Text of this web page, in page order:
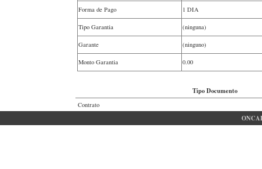
Forma de Pago 1 DIA
Tipo Garantia (ninguna)
Garante (ninguno)
Monto Garantia 0.00
Tipo Documento
Contrato